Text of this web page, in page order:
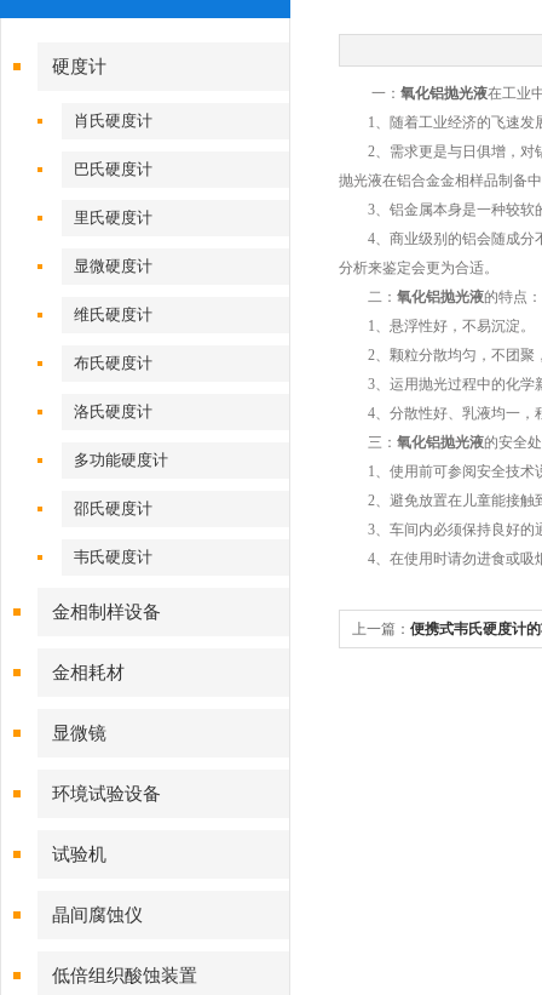
硬度计
肖氏硬度计
巴氏硬度计
里氏硬度计
显微硬度计
维氏硬度计
布氏硬度计
洛氏硬度计
多功能硬度计
邵氏硬度计
韦氏硬度计
金相制样设备
金相耗材
显微镜
环境试验设备
试验机
晶间腐蚀仪
低倍组织酸蚀装置
一： 氧化铝抛光液在工业
1、随着工业经济的飞速发展
2、需求更是与日俱增，对铝
抛光液在铝合金金相样品制备
3、铝金属本身是一种较软的
4、商业级别的铝会随成分不
分析来鉴定会更为合适。
二： 氧化铝抛光液的特点：
1、悬浮性好，不易沉淀。
2、颗粒分散均匀，不团聚，
3、运用抛光过程中的化学
4、分散性好、乳液均一，
三： 氧化铝抛光液的安全
1、使用前可参阅安全技术
2、避免放置在儿童能接触
3、车间内必须保持良好的
4、在使用时请勿进食或吸
上一篇： 便携式韦氏硬度计